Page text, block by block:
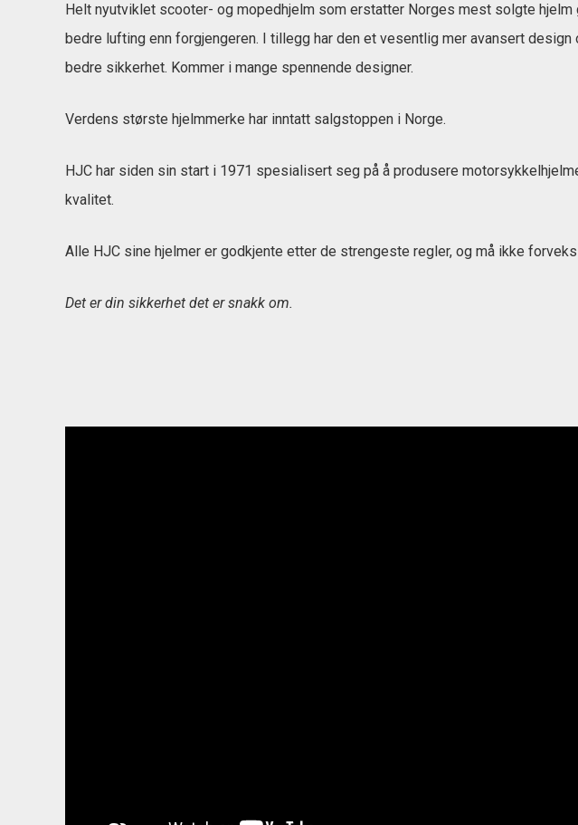
Helt nyutviklet scooter- og mopedhjelm som erstatter Norges mest solgte
bedre lufting enn forgjengeren. I tillegg har den et vesentlig mer avansert
bedre sikkerhet. Kommer i mange spennende designer.
Verdens største hjelmmerke har inntatt salgstoppen i Norge.
HJC har siden sin start i 1971 spesialisert seg på å produsere
kvalitet.
Alle HJC sine hjelmer er godkjente etter de strengeste regler, og må ikke
Det er din sikkerhet det er snakk om.